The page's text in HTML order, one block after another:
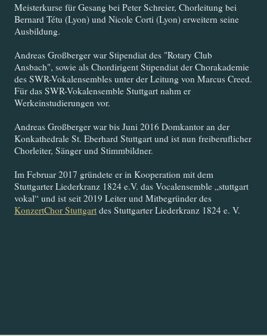
Meisterkurse für Gesang bei Peter Schreier, Chorleitung bei
Bernard Tétu (Lyon) und Nicole Corti (Lyon) erweitern seine
Ausbildung.
Andreas Großberger war Stipendiat des "Rotary Club
Ansbach", sowie als Chordirigent Stipendiat der Chorakademie
des SWR-Vokalensembles unter der Leitung von Marcus Creed.
Für das SWR-Vokalensemble Stuttgart nahm er
Werkeinstudierungen vor.
Andreas Großberger war bis Juni 2016 Domkantor an der
Konkathedrale St. Eberhard Stuttgart und ist nun freiberuflicher
Chorleiter, Sänger und Stimmbildner.
Im Februar 2017 gründete er in Kooperation mit dem
Stuttgarter Liederkranz 1824 e.V. das Vocalensemble „stuttgart
vokal“ und ist seit 2019 Leiter und Mitbegründer des
KonzertChor Stuttgart des Stuttgarter Liederkranz 1824 e. V.